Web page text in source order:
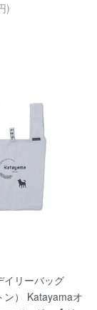
)
リーバッグ
ン） Katayamaオ